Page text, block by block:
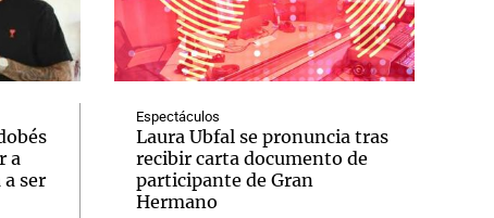
a
a ser
Espectáculos
Laura Ubfal se pronuncia tras
recibir carta documento de
participante de Gran
Hermano